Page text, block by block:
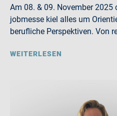
Am 08. & 09. November 2025
jobmesse kiel alles um
berufliche Perspektiven. Von
WEITERLESEN